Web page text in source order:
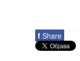
f Share